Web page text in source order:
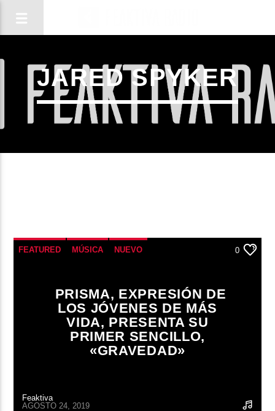
CANCIÓN ACTUAL
JARED SPYKER
FEATURED MÚSICA NUEVO 0
PRISMA, EXPRESIÓN DE
LOS JÓVENES DE MÁS
VIDA, PRESENTA SU
PRIMER SENCILLO,
«GRAVEDAD»
Feaktiva
AGOSTO 24, 2019